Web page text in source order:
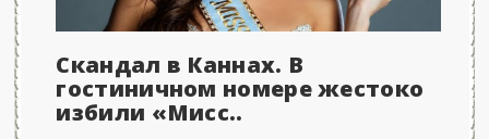
Скандал в Каннах. В
гостиничном номере жестоко
избили «Мисс..